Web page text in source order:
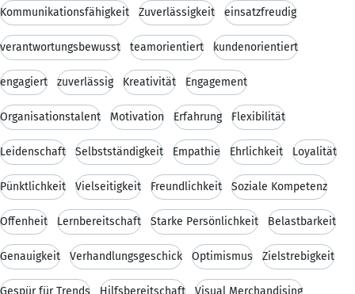
Kommunikationsfähigkeit Zuverlässigkeit einsatzfreudig
verantwortungsbewusst teamorientiert kundenorientiert
engagiert zuverlässig Kreativität Engagement
Organisationstalent Motivation Erfahrung Flexibilität
Leidenschaft Selbstständigkeit Empathie Ehrlichkeit Loyalität
Pünktlichkeit Vielseitigkeit Freundlichkeit Soziale Kompetenz
Offenheit Lernbereitschaft Starke Persönlichkeit Belastbarkeit
Genauigkeit Verhandlungsgeschick Optimismus Zielstrebigkeit
Gespür für Trends Hilfsbereitschaft Visual Merchandising